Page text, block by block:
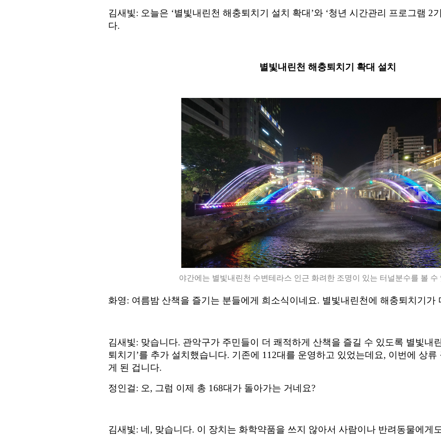
김새빛: 오늘은 ‘별빛내린천 해충퇴치기 설치 확대’와 ‘청년 시간관리 프로그램 2
다.
별빛내린천 해충퇴치기 확대 설치
야간에는 별빛내린천 수변테라스 인근 화려한 조명이 있는 터널분수를 볼 수
화영: 여름밤 산책을 즐기는 분들에게 희소식이네요. 별빛내린천에 해충퇴치기가
김새빛: 맞습니다. 관악구가 주민들이 더 쾌적하게 산책을 즐길 수 있도록 별빛내
퇴치기’를 추가 설치했습니다. 기존에 112대를 운영하고 있었는데요, 이번에 상류
게 된 겁니다.
정인걸: 오, 그럼 이제 총 168대가 돌아가는 거네요?
김새빛: 네, 맞습니다. 이 장치는 화학약품을 쓰지 않아서 사람이나 반려동물에게